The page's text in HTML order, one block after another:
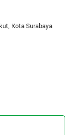
Kota Surabaya